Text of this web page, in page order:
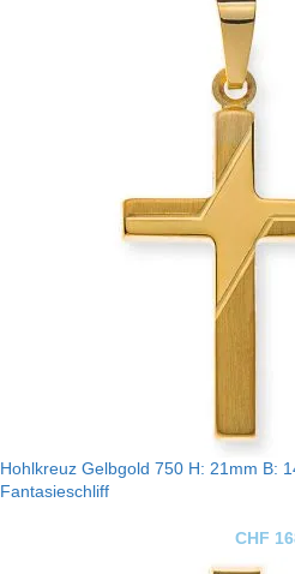
Hohlkreuz Gelbgold 750 H: 21mm B:
Fantasieschliff
CHF